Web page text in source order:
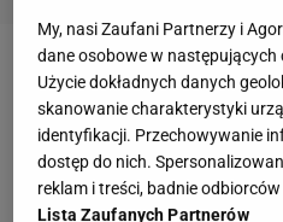
Zobacz wideo
A? Żelazny: Robert byłby
FC Barcelona ogłosiła tuż
My, nasi Zaufani Partnerzy i
dane osobowe w następujących
Użycie dokładnych danych
skanowanie charakterystyki
identyfikacji. Przechowywanie
dostęp do nich.
reklam i treści, badnie odbiorców
Lista Zaufanych Partnerów